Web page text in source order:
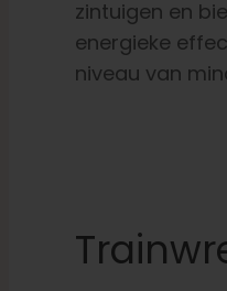
zintuigen en
energieke
niveau van